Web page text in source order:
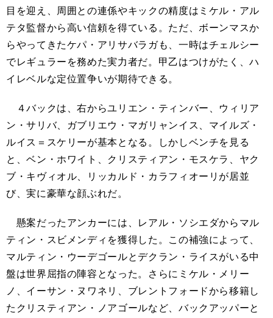
目を迎え、周囲との連係やキックの精度はミケル・アル
テタ監督から高い信頼を得ている。ただ、ボーンマスか
らやってきたケパ・アリサバラガも、一時はチェルシー
でレギュラーを務めた実力者だ。甲乙はつけがたく、ハ
イレベルな定位置争いが期待できる。
４バックは、右からユリエン・ティンバー、ウィリア
ン・サリバ、ガブリエウ・マガリャンイス、マイルズ・
ルイス＝スケリーが基本となる。しかしベンチを見る
と、ベン・ホワイト、クリスティアン・モスケラ、ヤク
ブ・キヴィオル、リッカルド・カラフィオーリが居並
び、実に豪華な顔ぶれだ。
懸案だったアンカーには、レアル・ソシエダからマル
ティン・スビメンディを獲得した。この補強によって、
マルティン・ウーデゴールとデクラン・ライスがいる中
盤は世界屈指の陣容となった。さらにミケル・メリー
ノ、イーサン・ヌワネリ、ブレントフォードから移籍し
たクリスティアン・ノアゴールなど、バックアッパーと